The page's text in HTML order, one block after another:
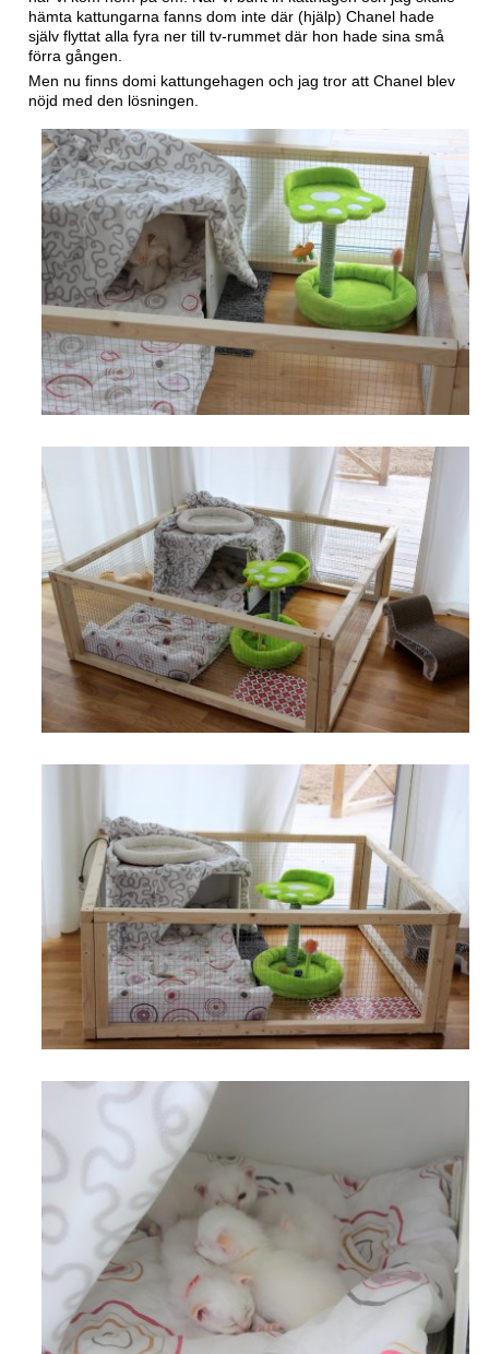
hämta kattungarna fanns dom inte där (hjälp) Chanel hade
själv flyttat alla fyra ner till tv-rummet där hon hade sina små
förra gången.
Men nu finns domi kattungehagen och jag tror att Chanel blev
nöjd med den lösningen.